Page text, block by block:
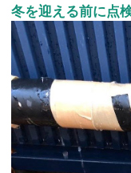
はじめようリゾートライ
分譲エリア
ニュース＆ブログ
貸別荘システム
冬を迎える前に点